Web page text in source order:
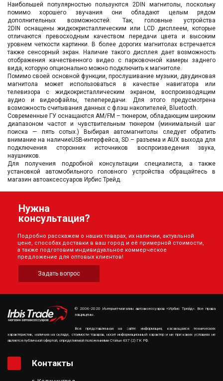
Наибольшей популярностью пользуются 2DIN магнитолы, поскольку
помимо хорошего звучания они обладают целым рядом
дополнительных возможностей. Так, головные устройства
2DIN оснащены жидкокристаллическим или LCD дисплеем, которые
отличаются превосходным качеством передачи цвета и высоким
уровнем четкости картинки. В более дорогих магнитолах встречается
также сенсорный экран. Наличие такого дисплея дает возможность
отображения качественного видео с парковочной камеры заднего
вида, которую опционально можно подключить к магнитоле.
Помимо своей основной функции, прослушивание музыки, двудиновая
магнитола может использоваться в качестве навигатора или
телевизора с жидкокристаллическим экраном, воспроизводящим
аудио и видеофайлы, телепередачи. Для этого предусмотрена
возможность считывания данных с флэш накопителей, Bluetooth.
Современные ГУ оснащаются AM/FM – тюнером, обладающим широким
диапазоном частот и чувствительным тюнером (минимальный шаг
поиска — пять сотых.) Выбирая автомагнитолы следует обратить
внимание на наличиеUSB-интерфейса, SD – разъема и AUX выхода для
подключения сторонних источников воспроизведения звука,
наушников.
Для получения подробной консультации специалиста, а также
установкой автомобильного головного устройства обращайтесь в
магазин автоаксессуаров Ирбис Трейд.
Нужна
консультация?
Подробно расскажем о наших товарах, их наличии, актуальной
цене, способах доставки в ваш город и её примерной стоимости,
а также подготовим индивидуальное коммерческое
предложение для оптовых клиентов!
Задать вопрос
© 2006-2020 Интернет-магазин автоаксессуаров «Ирбис Трейд». Все права
защищены.
Вся представленная на сайте информация, касающаяся технических
характеристик, наличия на складе, стоимости товаров, носит информационный характер и ни при каких условиях не
является публичной офертой, определяемой положениями Статьи 437 (2) ГК РФ.
Контакты